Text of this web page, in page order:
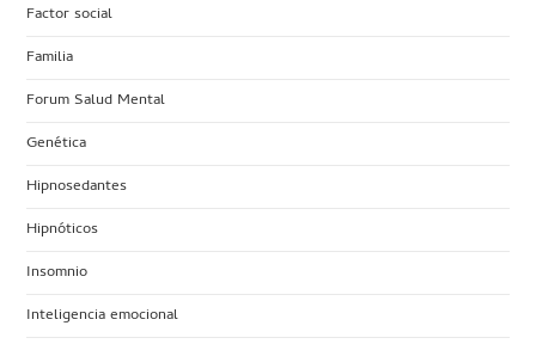
Factor social
Familia
Forum Salud Mental
Genética
Hipnosedantes
Hipnóticos
Insomnio
Inteligencia emocional